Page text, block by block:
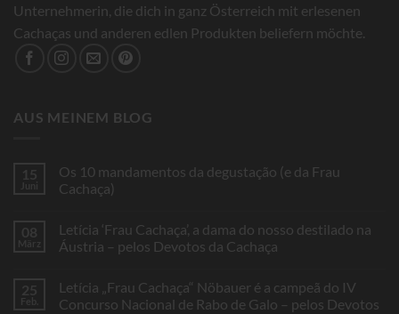
Unternehmerin, die dich in ganz Österreich mit erlesenen
Cachaças und anderen edlen Produkten beliefern möchte.
AUS MEINEM BLOG
15
Juni
Os 10 mandamentos da degustação (e da Frau
Cachaça)
Os
10
degustação
(e
da
08
März
Letícia ‘Frau Cachaça’, a dama do nosso destilado na
Áustria – pelos Devotos da Cachaça
Letícia
‘Frau
25
Feb.
Letícia „Frau Cachaça“ Nöbauer é a campeã do IV
Concurso Nacional de Rabo de Galo – pelos Devotos